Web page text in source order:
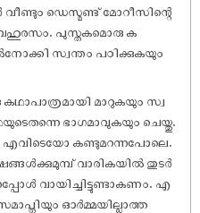
ഡെസ്മണ്ട് മോറീസിന്റെ
ബഹുരസം. പുസ്തകമൊരു ക
സ്വന്തം പഠിക്കുകയും
കഥാപാത്രമായി മാറുകയും സ്വ
ഭാഗമാവുകയും ചെയ്തു.
എവിടെയോ കണ്ടുമറന്നപോലെ.
വാരികയിൽ തുടർ
വായിച്ചിട്ടുണ്ടാകണം. എ
ഓർമ്മയില്ലാത്ത